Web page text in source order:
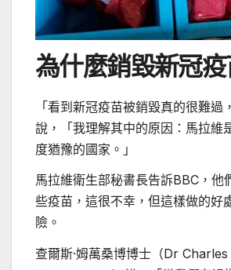
為什麼銷毀新冠疫
「看到新冠疫苗被銷毀真的很難過
說，「我理解其中的原因：馬拉維
度猶豫的國家。」
馬拉維衛生部秘書長告訴BBC，他
些疫苗，這很不幸，但這樣做的好
險。
查爾斯·姆萬桑博博士（Dr Charles